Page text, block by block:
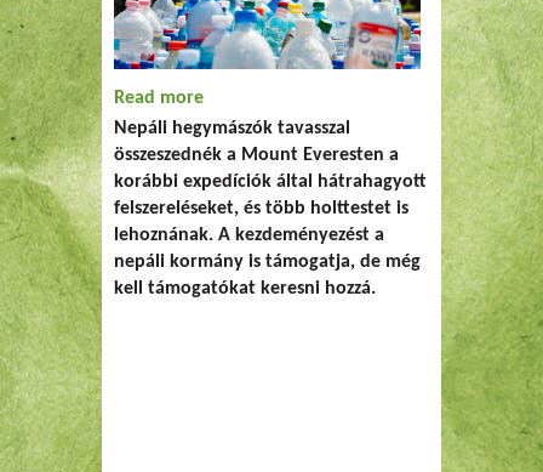
Read more about Összeszedik a szemetet a Mount
Everesten
Nepáli hegymászók tavasszal
összeszednék a Mount Everesten a
korábbi expedíciók által hátrahagyott
felszereléseket, és több holttestet is
lehoznának. A kezdeményezést a
nepáli kormány is támogatja, de még
kell támogatókat keresni hozzá.